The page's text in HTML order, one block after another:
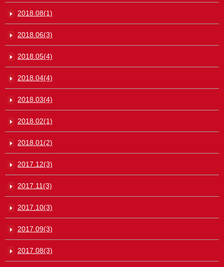
2018.08(1)
2018.06(3)
2018.05(4)
2018.04(4)
2018.03(4)
2018.02(1)
2018.01(2)
2017.12(3)
2017.11(3)
2017.10(3)
2017.09(3)
2017.08(3)